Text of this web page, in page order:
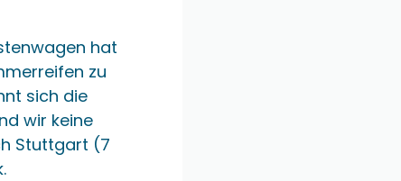
hat
zu
sich die
wir keine
Stuttgart (7